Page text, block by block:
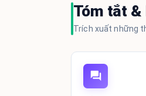
Tóm tắt &
Trích xuất những